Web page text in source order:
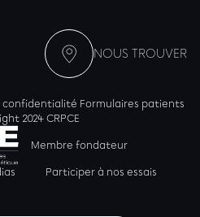
NOUS TROUVER
confidentialité Formulaires patients
2024 CRPCE
Membre fondateur
Participer à nos essais